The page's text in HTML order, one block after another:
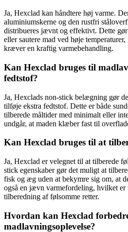
Ja, Hexclad kan håndtere høj varme.
aluminiumskerne og den rustfri
distribueres jævnt og effektivt. Dette
eller sautere mad ved høje
kræver en kraftig varmebehandling.
Kan Hexclad bruges til
fedtstof?
Ja, Hexclads non-stick belægning gør
tilføje ekstra fedtstof. Dette er både
tilberede måltider med minimalt eller
undgår, at maden klæber fast til
Kan Hexclad bruges til at
Ja, Hexclad er velegnet til at tilberede
stick egenskaber gør det muligt at
fisk og æg uden at bekymre sig om, at
også en jævn varmefordeling, hvilket
tilberedning af følsomme retter.
Hvordan kan Hexclad
madlavningsoplevelse?